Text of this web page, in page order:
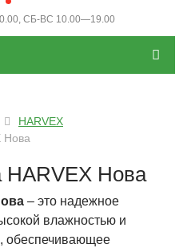
СБ-ВС 10.00—19.00
HARVEX
Нова
HARVEX Нова
– это надежное
влажностью и
обеспечивающее